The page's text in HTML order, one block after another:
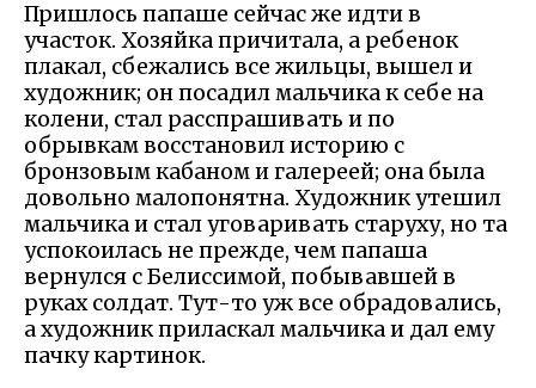
Пришлось папаше сейчас же идти в
участок. Хозяйка причитала, а ребенок
плакал, сбежались все жильцы, вышел и
художник; он посадил мальчика к себе на
колени, стал расспрашивать и по
обрывкам восстановил историю с
бронзовым кабаном и галереей; она была
довольно малопонятна. Художник утешил
мальчика и стал уговаривать старуху, но та
успокоилась не прежде, чем папаша
вернулся с Белиссимой, побывавшей в
руках солдат. Тут-то уж все обрадовались,
а художник приласкал мальчика и дал ему
пачку картинок.